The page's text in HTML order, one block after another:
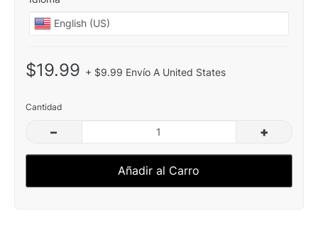
$19.99 + $9.99 Envío A United States
Cantidad
– +
Añadir al Carro